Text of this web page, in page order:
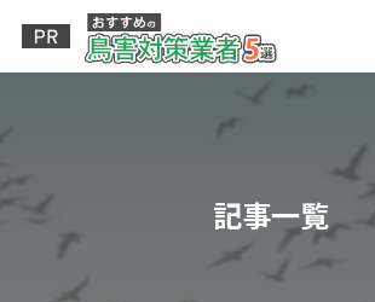
記事一覧